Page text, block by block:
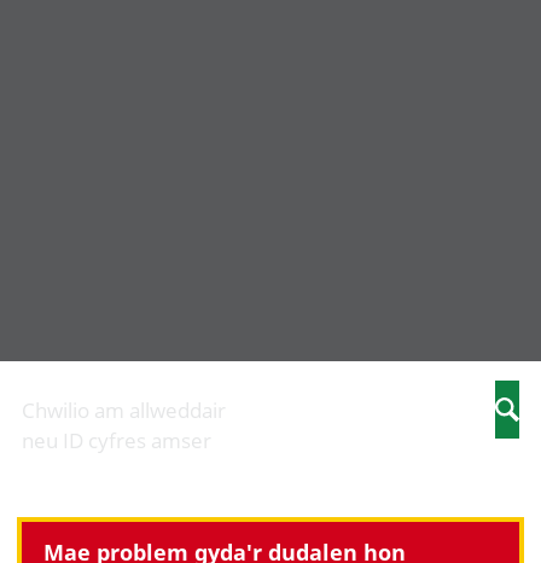
Newidiadau i
fusnesau
Diwydiant
mewn
gwaith
Chwilio am allweddair
neu ID cyfres amser
Mae problem gyda'r dudalen hon